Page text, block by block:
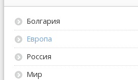
Болгария
Европа
Россия
Мир